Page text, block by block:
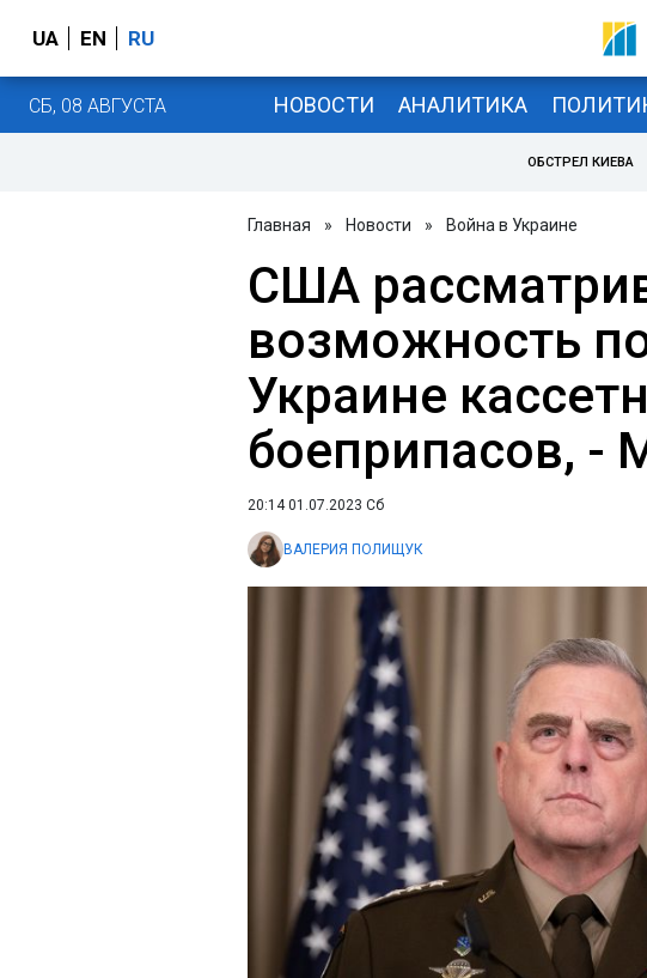
UA EN RU
СБ, 08 АВГУСТА НОВОСТИ АНАЛИТИКА
ОБСТРЕЛ КИЕВА
Главная » Новости » Война в Украине
США
возможность
Украине
боеприпасов, -
20:14 01.07.2023 Сб
ВАЛЕРИЯ ПОЛИЩУК